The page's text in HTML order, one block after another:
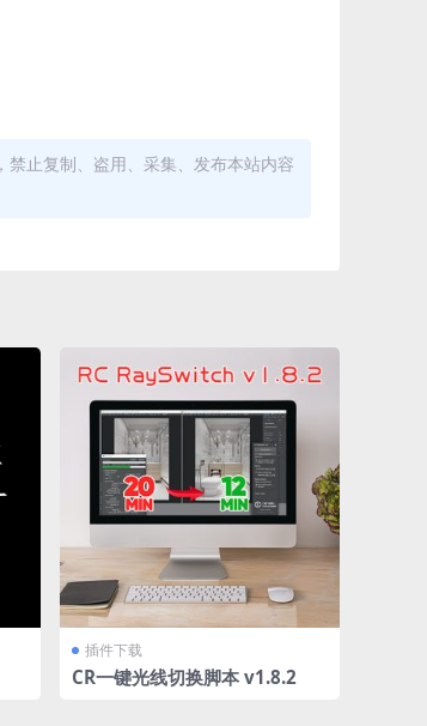
止复制、盗用、采集、发布本站内容
插件下载
CR一键光线切换脚本 v1.8.2